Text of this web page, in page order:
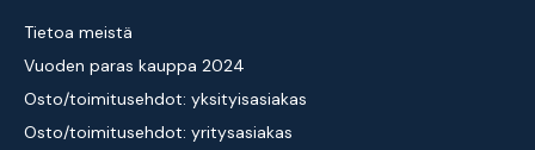
Tietoa meistä
Vuoden paras kauppa 2024
Osto/toimitusehdot: yksityisasiakas
Osto/toimitusehdot: yritysasiakas